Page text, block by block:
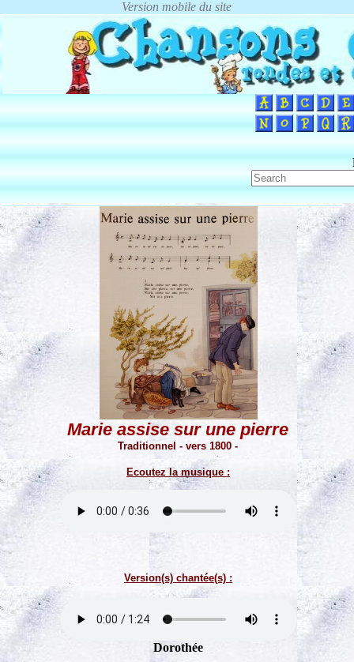
Marie assise sur une pierre
Traditionnel - vers 1800 -
Ecoutez la musique :
Version(s) chantée(s) :
Dorothée